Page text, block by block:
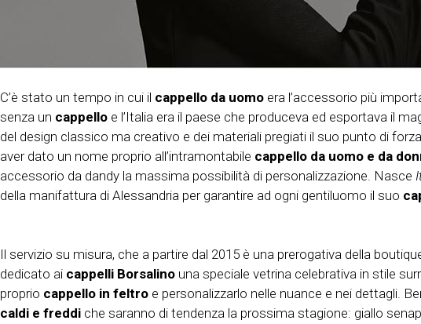
C’è stato un tempo in cui il cappello da uomo era l’accessorio più
senza un cappello e l’Italia era il paese che produceva ed esportava il
del design classico ma creativo e dei materiali pregiati il suo punto di
aver dato un nome proprio all’intramontabile cappello da uomo e da
accessorio da dandy la massima possibilità di personalizzazione. Nasce
della manifattura di Alessandria per garantire ad ogni gentiluomo il suo
Il servizio su misura, che a partire dal 2015 è una prerogativa della
dedicato ai cappelli Borsalino una speciale vetrina celebrativa in stile
proprio cappello in feltro e personalizzarlo nelle nuance e nei dettagli.
caldi e freddi che saranno di tendenza la prossima stagione: giallo